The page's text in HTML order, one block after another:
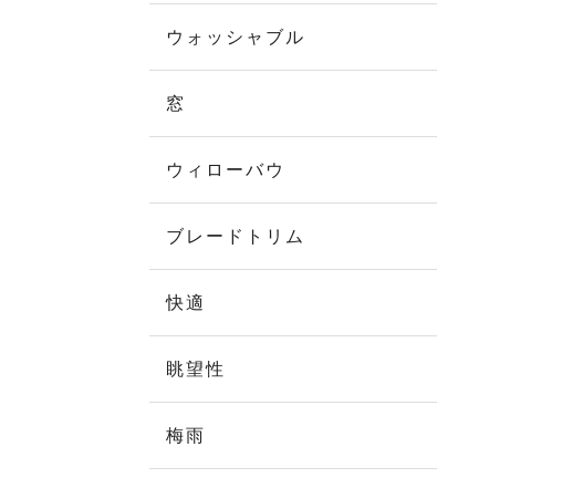
ウォッシャブル
窓
ウィローバウ
ブレードトリム
快適
眺望性
梅雨